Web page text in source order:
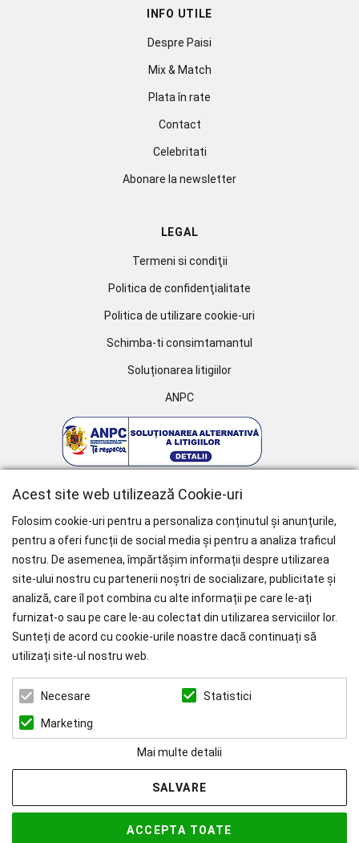
INFO UTILE
Despre Paisi
Mix & Match
Plata în rate
Contact
Celebritati
Abonare la newsletter
LEGAL
Termeni si condiţii
Politica de confidenţialitate
Politica de utilizare cookie-uri
Schimba-ti consimtamantul
Soluționarea litigiilor
ANPC
WHY CHOOSE PAÏSI
Branduri Internationale
Livrare Gratuită pentru Comenzile mai mari de 1000 RON.
CUI: 39022519
© 2026 Paisi Powered byblugento
Acest site web utilizează Cookie-uri
Folosim cookie-uri pentru a personaliza conținutul și anunțurile,
pentru a oferi funcții de social media și pentru a analiza traficul
nostru. De asemenea, împărtășim informații despre utilizarea
site-ului nostru cu partenerii noștri de socializare, publicitate și
analiză, care îl pot combina cu alte informații pe care le-ați
furnizat-o sau pe care le-au colectat din utilizarea serviciilor lor.
Sunteți de acord cu cookie-urile noastre dacă continuați să
utilizați site-ul nostru web.
Necesare Statistici
Marketing
Mai multe detalii
SALVARE
ACCEPTA TOATE